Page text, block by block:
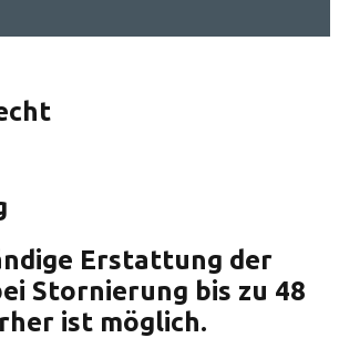
Erstattung der
Stornierung bis zu 48
ist möglich.